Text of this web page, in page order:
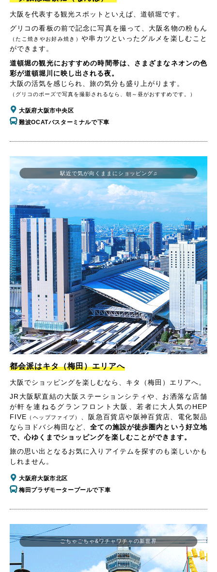
大阪を代表する観光スポットといえば、道頓堀です。
グリコの看板の前で記念に写真を撮って、大阪名物の粉もん
（たこ焼きやお好み焼き） や串カツといったグルメを楽しむこと
ができます。
道頓堀の観光におすすめの時間帯は、さまざまなネオンの色
彩が道頓堀川に映し出される夜。
大阪の活気を感じられ、旅の気分も盛り上がります。
（グリコのポーズで写真を撮影されるなら、朝～昼がおすすめです。）
大阪府大阪市中央区
難波OCATバスターミナルで下車
都会派はキタ（梅田）エリアへ
大阪でショッピングを楽しむなら、キタ（梅田）エリアへ。
JR大阪駅直結の大阪ステーションシティや、お洒落な店舗
が軒を連ねるグランフロント大阪、若者に大人気のHEP
FIVE （ヘップファイブ）
、阪急百貨店や阪神百貨店、電化製品
ならヨドバシ梅田など、全ての施設が徒歩圏内という好立地
で、心ゆくまでショッピングを楽しむことができます。
旅の思い出となるお気に入りアイテムを探すのも楽しいかも
しれません。
大阪府大阪市北区
梅田プラザモータープールで下車
駅近で気が向くままにショッピング♫
ごちゃごちゃ&ワチャワチャの新世界